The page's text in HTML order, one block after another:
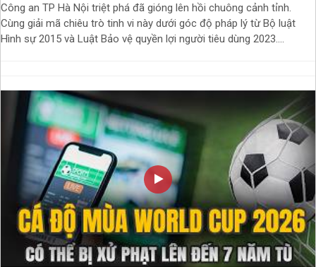
Công an TP Hà Nội triệt phá đã gióng lên hồi chuông cảnh tỉnh.
Cùng giải mã chiêu trò tinh vi này dưới góc độ pháp lý từ Bộ luật
Hình sự 2015 và Luật Bảo vệ quyền lợi người tiêu dùng 2023....